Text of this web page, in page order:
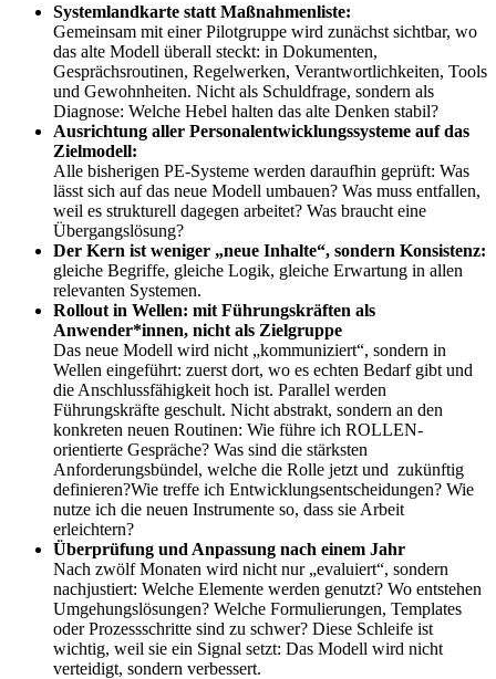
Systemlandkarte statt Maßnahmenliste:
Gemeinsam mit einer Pilotgruppe wird zunächst sichtbar, wo
das alte Modell überall steckt: in Dokumenten,
Gesprächsroutinen, Regelwerken, Verantwortlichkeiten, Tools
und Gewohnheiten. Nicht als Schuldfrage, sondern als
Diagnose: Welche Hebel halten das alte Denken stabil?
Ausrichtung aller Personalentwicklungssysteme auf das
Zielmodell:
Alle bisherigen PE-Systeme werden daraufhin geprüft: Was
lässt sich auf das neue Modell umbauen? Was muss entfallen,
weil es strukturell dagegen arbeitet? Was braucht eine
Übergangslösung?
Der Kern ist weniger „neue Inhalte“, sondern Konsistenz:
gleiche Begriffe, gleiche Logik, gleiche Erwartung in allen
relevanten Systemen.
Rollout in Wellen: mit Führungskräften als
Anwender*innen, nicht als Zielgruppe
Das neue Modell wird nicht „kommuniziert“, sondern in
Wellen eingeführt: zuerst dort, wo es echten Bedarf gibt und
die Anschlussfähigkeit hoch ist. Parallel werden
Führungskräfte geschult. Nicht abstrakt, sondern an den
konkreten neuen Routinen: Wie führe ich ROLLEN-
orientierte Gespräche? Was sind die stärksten
Anforderungsbündel, welche die Rolle jetzt und zukünftig
definieren?Wie treffe ich Entwicklungsentscheidungen? Wie
nutze ich die neuen Instrumente so, dass sie Arbeit
erleichtern?
Überprüfung und Anpassung nach einem Jahr
Nach zwölf Monaten wird nicht nur „evaluiert“, sondern
nachjustiert: Welche Elemente werden genutzt? Wo entstehen
Umgehungslösungen? Welche Formulierungen, Templates
oder Prozessschritte sind zu schwer? Diese Schleife ist
wichtig, weil sie ein Signal setzt: Das Modell wird nicht
verteidigt, sondern verbessert.